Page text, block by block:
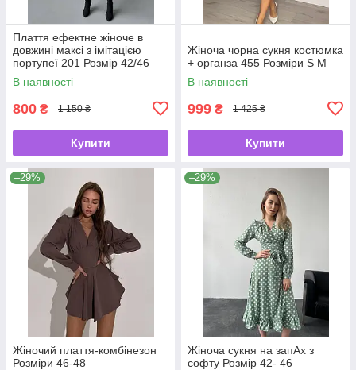
Плаття ефектне жіноче в
довжині максі з імітацією
портупеї 201 Розмір 42/46
В наявності
800 ₴ 1 150 ₴
Купити
Жіноча чорна сукня костюмка
+ органза 455 Розміри S M
В наявності
999 ₴ 1 425 ₴
Купити
–29%
Жіночий плаття-комбінезон
Розміри 46-48
–29%
Жіноча сукня на запАх з
софту Розмір 42- 46